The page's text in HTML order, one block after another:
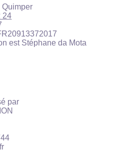
24
est Stéphane da Mota
par